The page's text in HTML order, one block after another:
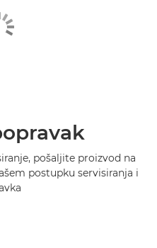
pošaljite proizvod na
postupku servisiranja i